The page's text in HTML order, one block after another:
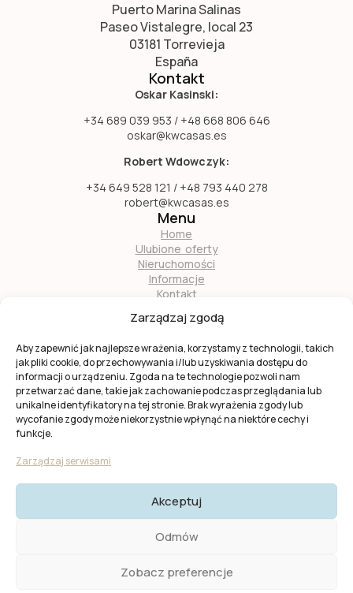
Zarządzaj zgodą
Aby zapewnić jak najlepsze wrażenia, korzystamy z technologii, takich
jak pliki cookie, do przechowywania i/lub uzyskiwania dostępu do
informacji o urządzeniu. Zgoda na te technologie pozwoli nam
przetwarzać dane, takie jak zachowanie podczas przeglądania lub
unikalne identyfikatory na tej stronie. Brak wyrażenia zgody lub
wycofanie zgody może niekorzystnie wpłynąć na niektóre cechy i
funkcje.
Zarządzaj serwisami
Akceptuj
Odmów
Zobacz preferencje
Puerto Marina Salinas
Paseo Vistalegre, local 23
03181 Torrevieja
España
Kontakt
Oskar Kasinski:
+34 689 039 953 / +48 668 806 646
oskar@kwcasas.es
Robert Wdowczyk:
+34 649 528 121 / +48 793 440 278
robert@kwcasas.es
Menu
Home
Ulubione oferty
Nieruchomości
Informacje
Kontakt
Zostań naszym partnerem
Ta strona jest chroniona przez
Prywatności I Cookies
Created by